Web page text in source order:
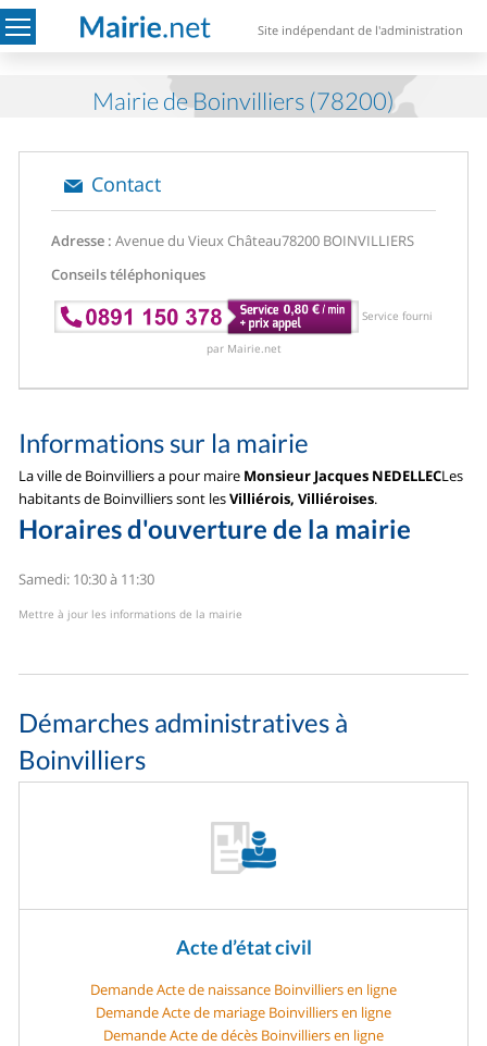
Site indépendant de l'administration
Mairie de Boinvilliers (78200)
Contact
Adresse : Avenue du Vieux Château78200 BOINVILLIERS
Conseils téléphoniques
Service fourni
par Mairie.net
Informations sur la mairie
La ville de Boinvilliers a pour maire Monsieur Jacques NEDELLECLes
habitants de Boinvilliers sont lesVilliérois, Villiéroises.
Horaires d'ouverture de la mairie
Samedi: 10:30 à 11:30
Mettre à jour les informations de la mairie
Démarches administratives à
Boinvilliers
Acte d’état civil
Demande Acte de naissance Boinvilliers en ligne
Demande Acte de mariage Boinvilliers en ligne
Demande Acte de décès Boinvilliers en ligne